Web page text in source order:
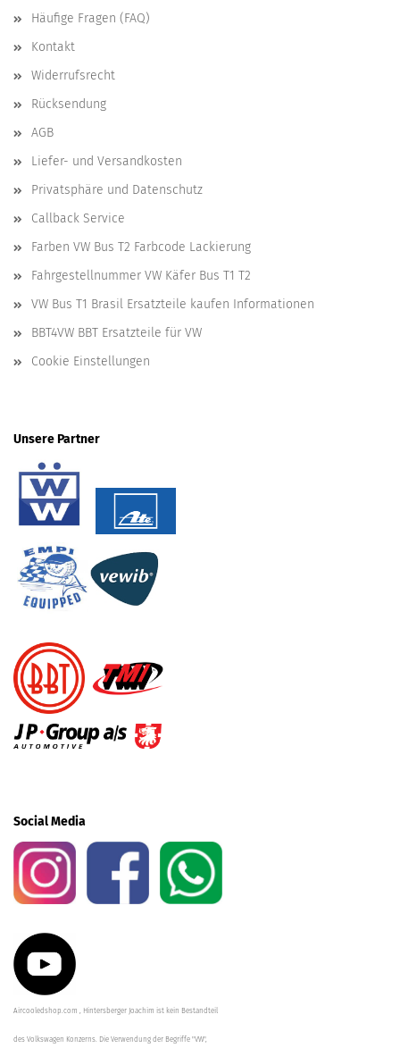
Häufige Fragen (FAQ)
Kontakt
Widerrufsrecht
Rücksendung
AGB
Liefer- und Versandkosten
Privatsphäre und Datenschutz
Callback Service
Farben VW Bus T2 Farbcode Lackierung
Fahrgestellnummer VW Käfer Bus T1 T2
VW Bus T1 Brasil Ersatzteile kaufen Informationen
BBT4VW BBT Ersatzteile für VW
Cookie Einstellungen
Unsere Partner
Social Media
Aircooledshop.com , Hintersberger Joachim ist kein Bestandteil
des Volkswagen Konzerns. Die Verwendung der Begriffe "VW",